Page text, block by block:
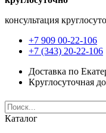
консультация
+7 909 00-22-106
+7 (343) 20-22-106
Доставка по
Круглосуточная
Каталог